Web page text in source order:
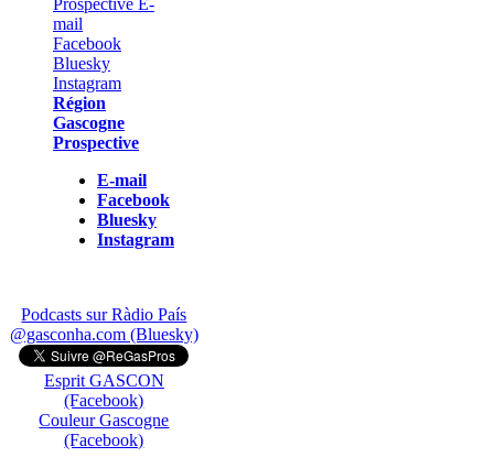
Région
Gascogne
Prospective
E-mail
Facebook
Bluesky
Instagram
Podcasts sur Ràdio País
@gasconha.com (Bluesky)
Esprit GASCON
(Facebook)
Couleur Gascogne
(Facebook)